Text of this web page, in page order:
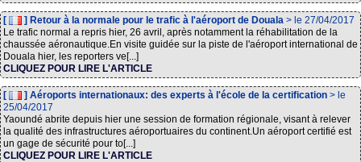
[ ] Retour à la normale pour le trafic à l'aéroport de Douala > le 27/04/2017
Le trafic normal a repris hier, 26 avril, après notamment la réhabilitation de la
chaussée aéronautique.En visite guidée sur la piste de l'aéroport international de
Douala hier, les reporters ve[...]
CLIQUEZ POUR LIRE L'ARTICLE
[ ] Aéroports internationaux: des experts à l'école de la certification > le
25/04/2017
Yaoundé abrite depuis hier une session de formation régionale, visant à relever
la qualité des infrastructures aéroportuaires du continent.Un aéroport certifié est
un gage de sécurité pour to[...]
CLIQUEZ POUR LIRE L'ARTICLE